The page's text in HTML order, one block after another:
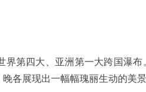
第四大、亚洲第一大跨国瀑
各展现出一幅幅瑰丽生动的美景